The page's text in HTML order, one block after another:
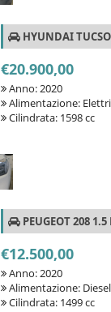
HYUNDAI
€20.900,00
Anno: 2020
Alimentazione:
Cilindrata: 1598 cc
PEUGEOT 208
€12.500,00
Anno: 2020
Alimentazione: Diesel
Cilindrata: 1499 cc